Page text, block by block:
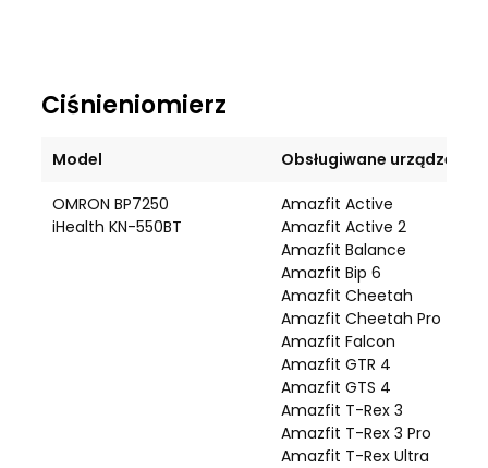
Ciśnieniomierz
Model Obsługiwane urządzenie
OMRON BP7250
iHealth KN-550BT
Amazfit Active
Amazfit Active 2
Amazfit Balance
Amazfit Bip 6
Amazfit Cheetah
Amazfit Cheetah Pro
Amazfit Falcon
Amazfit GTR 4
Amazfit GTS 4
Amazfit T-Rex 3
Amazfit T-Rex 3 Pro
Amazfit T-Rex Ultra